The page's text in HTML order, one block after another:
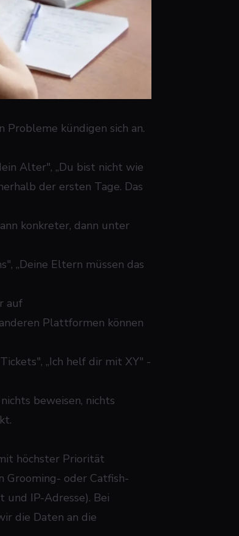
Probleme kündigen sich an.
Alter", „Du bist nicht wie
der ersten Tage. Das
konkreter, dann unter
„Deine Eltern müssen das
auf
Plattformen können
„Ich helf dir mit XY" -
beweisen, nichts
höchster Priorität
Grooming- oder Catfish-
und IP-Adresse). Bei
die Daten an die